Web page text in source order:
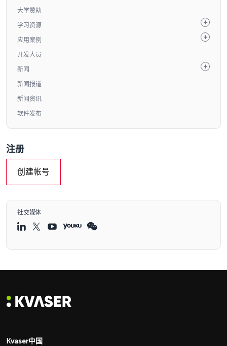
大学赞助
学习资源
应用案例
开发人员
新闻
新闻报道
新闻资讯
软件发布
注册
创建帐号
社交媒体
Kvaser中国